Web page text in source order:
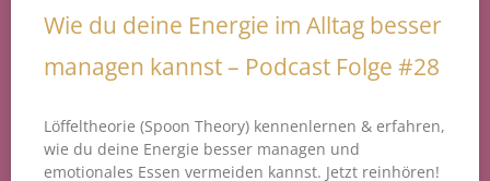
Wie du deine Energie im Alltag besser
managen kannst – Podcast Folge #28
Löffeltheorie (Spoon Theory) kennenlernen & erfahren,
wie du deine Energie besser managen und
emotionales Essen vermeiden kannst. Jetzt reinhören!